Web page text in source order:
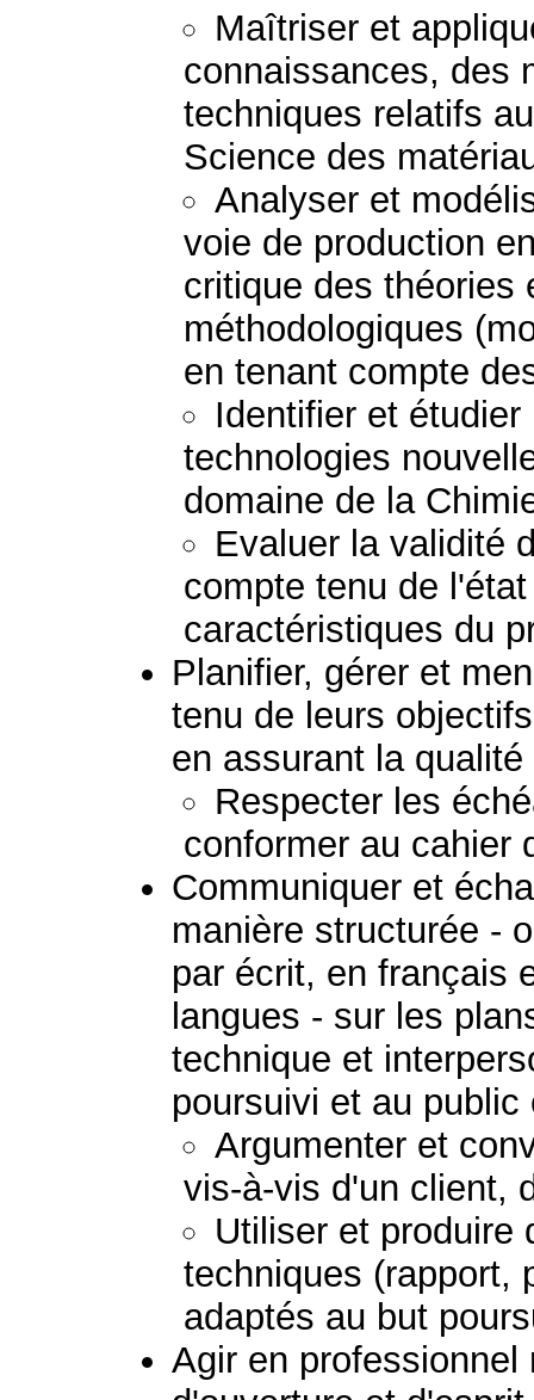
Maîtriser et
connaissances, des
techniques relatifs
Science des
Analyser et
voie de production
critique des théories
méthodologiques
en tenant compte
Identifier et
technologies
domaine de la
Evaluer la validité
compte tenu de
caractéristiques du
Planifier, gérer et
tenu de leurs
en assurant la
Respecter les
conformer au cahier
Communiquer et
manière structurée -
par écrit, en français
langues - sur les
technique et
poursuivi et au public
Argumenter et
vis-à-vis d'un client,
Utiliser et produire
techniques (rapport,
adaptés au but
Agir en